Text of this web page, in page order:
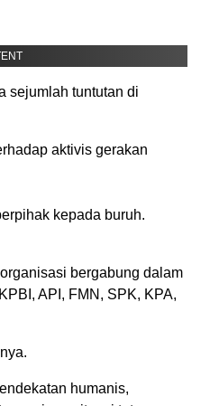
sejumlah tuntutan di
aktivis gerakan
kepada buruh.
bergabung dalam
API, FMN, SPK, KPA,
humanis,